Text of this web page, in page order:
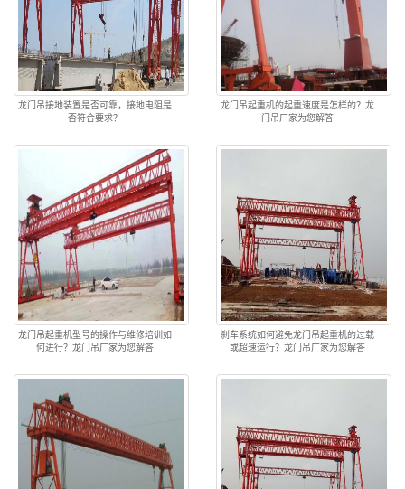
龙门吊接地装置是否可靠，接地电阻是
否符合要求？
龙门吊起重机的起重速度是怎样的？龙
门吊厂家为您解答
龙门吊起重机型号的操作与维修培训如
何进行？龙门吊厂家为您解答
刹车系统如何避免龙门吊起重机的过载
或超速运行？龙门吊厂家为您解答